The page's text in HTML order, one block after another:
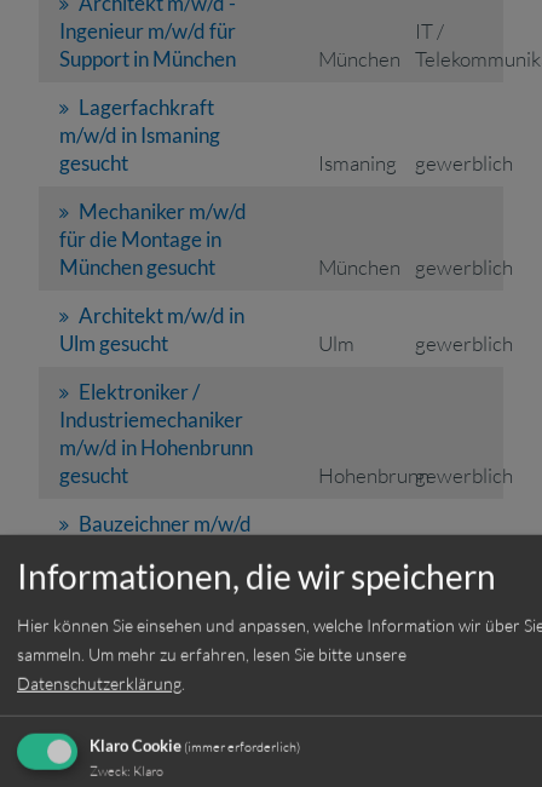
Ingenieur m/w/d für
Support in München
München
IT /
Lagerfachkraft
m/w/d in Ismaning
gesucht
Ismaning
gewerblich
Mechaniker m/w/d
für die Montage in
München gesucht
München
gewerblich
Architekt m/w/d in
Ulm gesucht
Ulm
gewerblich
Elektroniker /
Industriemechaniker
m/w/d in Hohenbrunn
gesucht
Hohenbrunngewerblich
Bauzeichner m/w/d
in Ulm
Ulm
gewerblich
SAP-
Auftragsbewirtschaftung
in München
m/w/d als
Informationen, die wir speichern
Hier können Sie einsehen und anpassen, welche Information wir über
sammeln. Um mehr zu erfahren, lesen Sie bitte unsere
Datenschutzerklärung.
Klaro Cookie (immer erforderlich)
Zweck: Klaro